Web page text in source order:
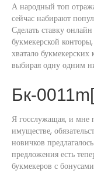
А народный топ
сейчас набирают
Сделать ставку
букмекерской
хватало
выбирая одну одним
Бк-
Я госслужащая, и мне
имуществе,
новичков
предложения есть
букмекеров с